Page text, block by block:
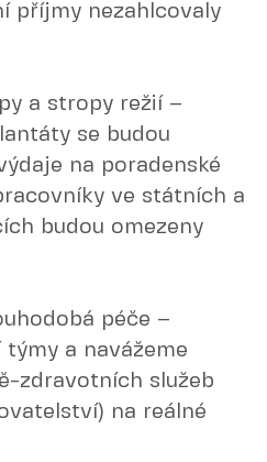
příjmy nezahlcovaly
a stropy režií –
se budou
na poradenské
ve státních a
budou omezeny
péče –
a navážeme
zdravotních služeb
na reálné